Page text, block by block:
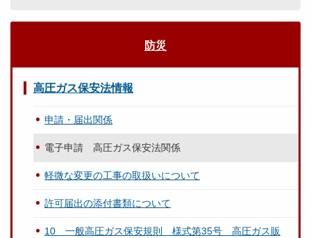
防災
高圧ガス保安法情報
申請・届出関係
電子申請 高圧ガス保安法関係
軽微な変更の工事の取扱いについて
許可届出の添付書類について
10 一般高圧ガス保安規則 様式第35号 高圧ガス販